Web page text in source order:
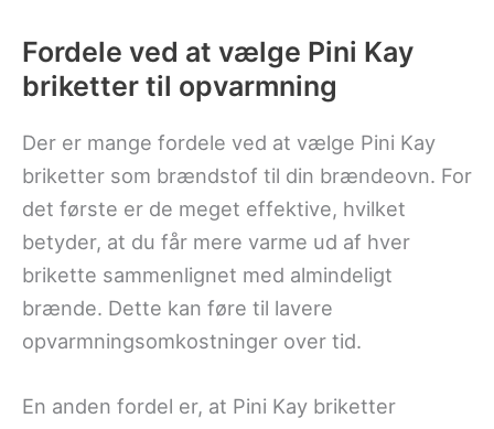
Fordele ved at vælge Pini Kay
briketter til opvarmning
Der er mange fordele ved at vælge Pini Kay
briketter som brændstof til din brændeovn. For
det første er de meget effektive, hvilket
betyder, at du får mere varme ud af hver
brikette sammenlignet med almindeligt
brænde. Dette kan føre til lavere
opvarmningsomkostninger over tid.
En anden fordel er, at Pini Kay briketter